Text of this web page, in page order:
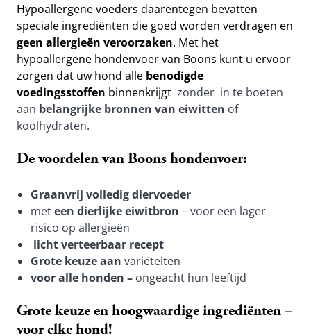
Hypoallergene voeders daarentegen bevatten
geen allergieën veroorzaken. Met het
hypoallergene hondenvoer van Boons kunt u ervoor
zorgen dat uw hond alle benodigde
voedingsstoffen binnenkrijgt zonder in te boeten
aan belangrijke bronnen van eiwitten of
koolhydraten.
De voordelen van Boons hondenvoer:
Graanvrij volledig diervoeder
met een dierlijke eiwitbron – voor een lager
risico op allergieën
licht verteerbaar recept
Grote keuze aan variëteiten
voor alle honden – ongeacht hun leeftijd
Grote keuze en hoogwaardige ingrediënten –
voor elke hond!